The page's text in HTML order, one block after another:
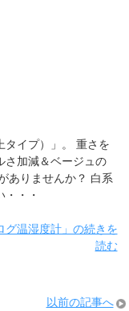
タイプ）」。 重さを
さ加減＆ベージュの
ありませんか？ 白系
・・
グ温湿度計」の続きを
読む
以前の記事へ